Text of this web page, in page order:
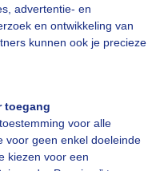
advertentie- en
en ontwikkeling van
kunnen ook je precieze
toegang
voor alle
voor geen enkel doeleinde
kiezen voor een